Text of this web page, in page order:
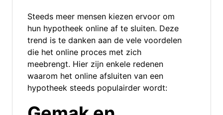
Steeds meer mensen kiezen ervoor om
hun hypotheek online af te sluiten. Deze
trend is te danken aan de vele voordelen
die het online proces met zich
meebrengt. Hier zijn enkele redenen
waarom het online afsluiten van een
hypotheek steeds populairder wordt: